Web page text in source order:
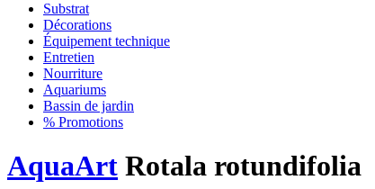
Substrat
Décorations
Équipement technique
Entretien
Nourriture
Aquariums
Bassin de jardin
% Promotions
AquaArt Rotala rotundifolia